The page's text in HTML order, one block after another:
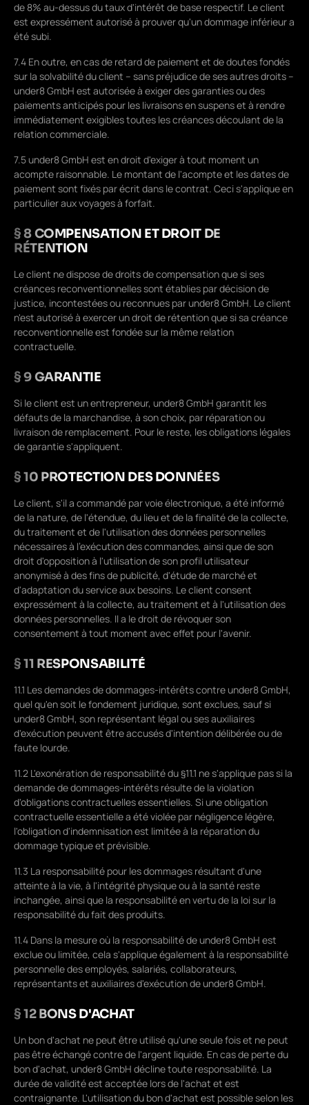
de 8% au-dessus du taux d'intérêt de base respectif. Le client
est expressément autorisé à prouver qu'un dommage inférieur a
été subi.
7.4 En outre, en cas de retard de paiement et de doutes fondés
sur la solvabilité du client – sans préjudice de ses autres droits –
under8 GmbH est autorisée à exiger des garanties ou des
paiements anticipés pour les livraisons en suspens et à rendre
immédiatement exigibles toutes les créances découlant de la
relation commerciale.
7.5 under8 GmbH est en droit d'exiger à tout moment un
acompte raisonnable. Le montant de l'acompte et les dates de
paiement sont fixés par écrit dans le contrat. Ceci s'applique en
particulier aux voyages à forfait.
§ 8 COMPENSATION ET DROIT DE
RÉTENTION
Le client ne dispose de droits de compensation que si ses
créances reconventionnelles sont établies par décision de
justice, incontestées ou reconnues par under8 GmbH. Le client
n'est autorisé à exercer un droit de rétention que si sa créance
reconventionnelle est fondée sur la même relation
contractuelle.
§ 9 GARANTIE
Si le client est un entrepreneur, under8 GmbH garantit les
défauts de la marchandise, à son choix, par réparation ou
livraison de remplacement. Pour le reste, les obligations légales
de garantie s'appliquent.
§ 10 PROTECTION DES DONNÉES
Le client, s'il a commandé par voie électronique, a été informé
de la nature, de l'étendue, du lieu et de la finalité de la collecte,
du traitement et de l'utilisation des données personnelles
nécessaires à l'exécution des commandes, ainsi que de son
droit d'opposition à l'utilisation de son profil utilisateur
anonymisé à des fins de publicité, d'étude de marché et
d'adaptation du service aux besoins. Le client consent
expressément à la collecte, au traitement et à l'utilisation des
données personnelles. Il a le droit de révoquer son
consentement à tout moment avec effet pour l'avenir.
§ 11 RESPONSABILITÉ
11.1 Les demandes de dommages-intérêts contre under8 GmbH,
quel qu'en soit le fondement juridique, sont exclues, sauf si
under8 GmbH, son représentant légal ou ses auxiliaires
d'exécution peuvent être accusés d'intention délibérée ou de
faute lourde.
11.2 L'exonération de responsabilité du §11.1 ne s'applique pas si la
demande de dommages-intérêts résulte de la violation
d'obligations contractuelles essentielles. Si une obligation
contractuelle essentielle a été violée par négligence légère,
l'obligation d'indemnisation est limitée à la réparation du
dommage typique et prévisible.
11.3 La responsabilité pour les dommages résultant d'une
atteinte à la vie, à l'intégrité physique ou à la santé reste
inchangée, ainsi que la responsabilité en vertu de la loi sur la
responsabilité du fait des produits.
11.4 Dans la mesure où la responsabilité de under8 GmbH est
exclue ou limitée, cela s'applique également à la responsabilité
personnelle des employés, salariés, collaborateurs,
représentants et auxiliaires d'exécution de under8 GmbH.
§ 12 BONS D'ACHAT
Un bon d'achat ne peut être utilisé qu'une seule fois et ne peut
pas être échangé contre de l'argent liquide. En cas de perte du
bon d'achat, under8 GmbH décline toute responsabilité. La
durée de validité est acceptée lors de l'achat et est
contraignante. L'utilisation du bon d'achat est possible selon les